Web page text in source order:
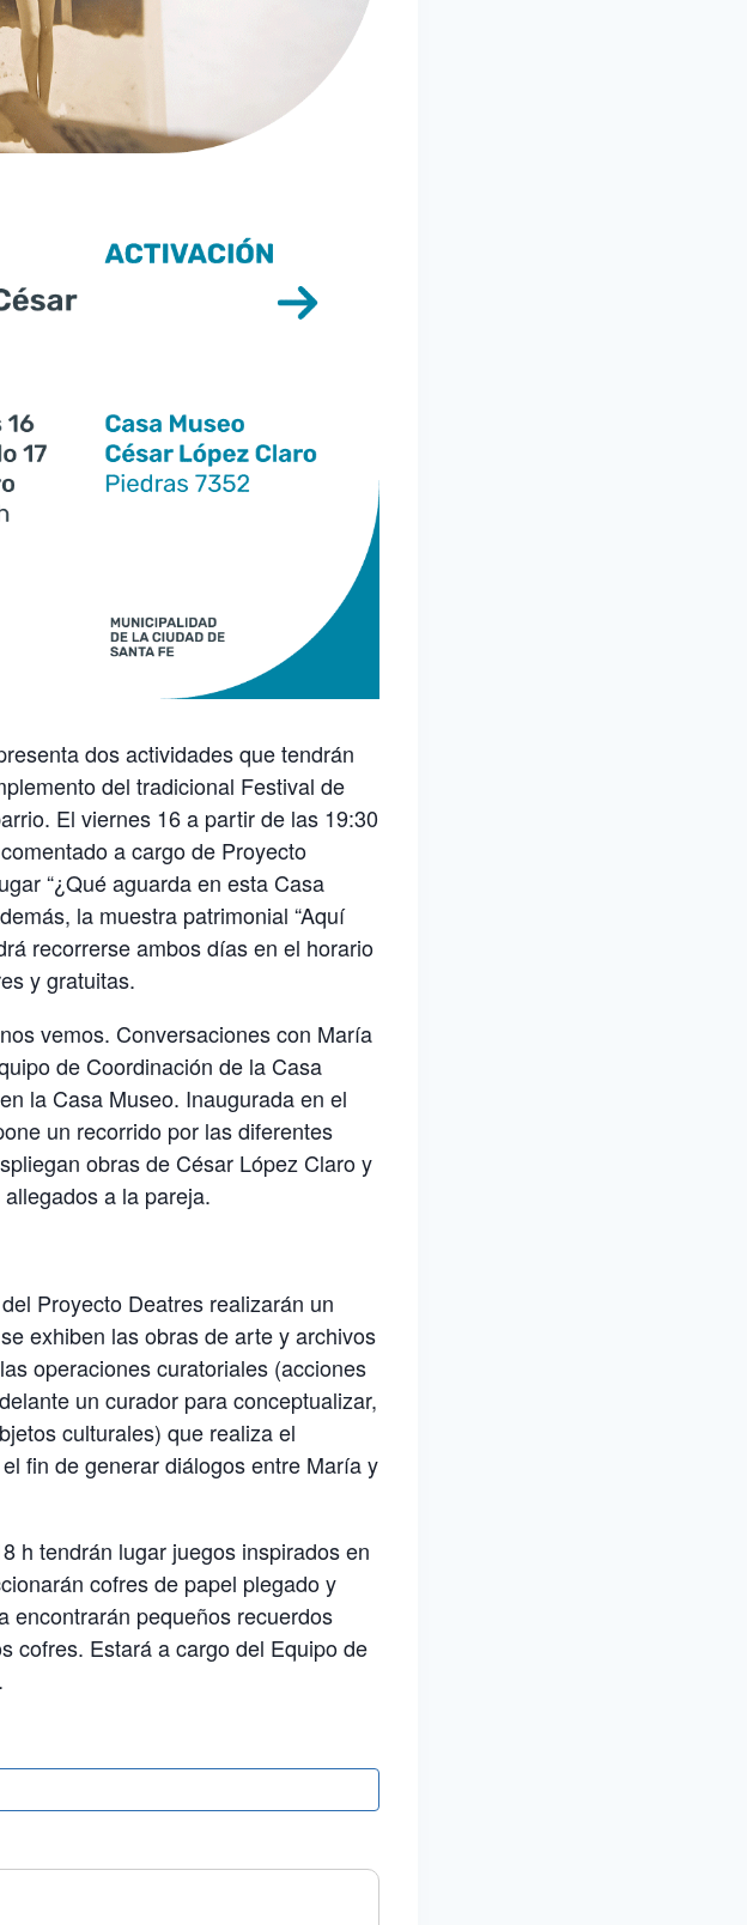
dos actividades que tendrán
del tradicional Festival de
El viernes 16 a partir de las 19:30
a cargo de Proyecto
“¿Qué aguarda en esta Casa
la muestra patrimonial “Aquí
recorrerse ambos días en el horario
y gratuitas.
vemos. Conversaciones con María
de Coordinación de la Casa
la Casa Museo. Inaugurada en el
un recorrido por las diferentes
obras de César López Claro y
a la pareja.
Proyecto Deatres realizarán un
exhiben las obras de arte y archivos
operaciones curatoriales (acciones
un curador para conceptualizar,
culturales) que realiza el
fin de generar diálogos entre María y
h tendrán lugar juegos inspirados en
cofres de papel plegado y
encontrarán pequeños recuerdos
cofres. Estará a cargo del Equipo de